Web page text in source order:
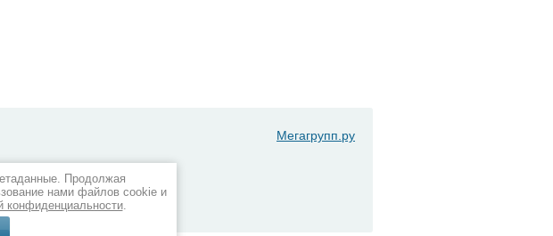
Мегагрупп.ру
Продолжая
нами файлов cookie и
конфиденциальности.